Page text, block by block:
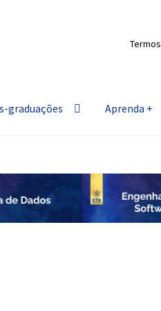
Termos
graduações Aprenda +